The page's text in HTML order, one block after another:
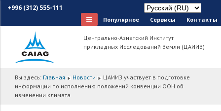
+996 (312) 555-111
Популярное Сервисы Контакты
Центрально-Азиатский Институт
прикладных Исследований Земли (ЦАИИЗ)
Вы здесь: Главная Новости
ЦАИИЗ участвует в подготовке
информации по исполнению положений конвенции ООН об
изменении климата